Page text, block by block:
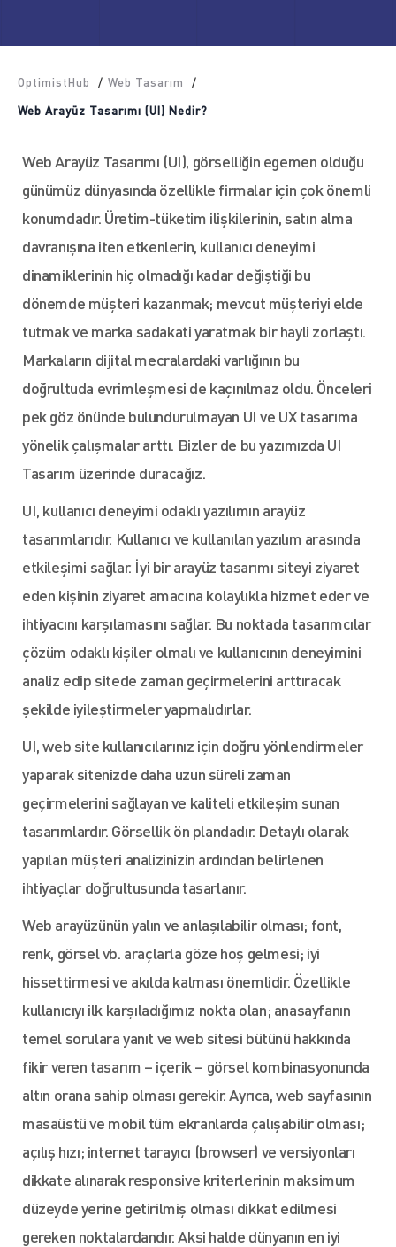
OptimistHub / Web Tasarım
/
Web Arayüz Tasarımı (UI) Nedir?
Web Arayüz Tasarımı (UI), görselliğin egemen olduğu
günümüz dünyasında özellikle firmalar için çok önemli
konumdadır. Üretim-tüketim ilişkilerinin, satın alma
davranışına iten etkenlerin, kullanıcı deneyimi
dinamiklerinin hiç olmadığı kadar değiştiği bu
dönemde müşteri kazanmak; mevcut müşteriyi elde
tutmak ve marka sadakati yaratmak bir hayli zorlaştı.
Markaların dijital mecralardaki varlığının bu
doğrultuda evrimleşmesi de kaçınılmaz oldu. Önceleri
pek göz önünde bulundurulmayan UI ve UX tasarıma
yönelik çalışmalar arttı. Bizler de bu yazımızda UI
Tasarım üzerinde duracağız.
UI, kullanıcı deneyimi odaklı yazılımın arayüz
tasarımlarıdır. Kullanıcı ve kullanılan yazılım arasında
etkileşimi sağlar. İyi bir arayüz tasarımı siteyi ziyaret
eden kişinin ziyaret amacına kolaylıkla hizmet eder ve
ihtiyacını karşılamasını sağlar. Bu noktada tasarımcılar
çözüm odaklı kişiler olmalı ve kullanıcının deneyimini
analiz edip sitede zaman geçirmelerini arttıracak
şekilde iyileştirmeler yapmalıdırlar.
UI, web site kullanıcılarınız için doğru yönlendirmeler
yaparak sitenizde daha uzun süreli zaman
geçirmelerini sağlayan ve kaliteli etkileşim sunan
tasarımlardır. Görsellik ön plandadır. Detaylı olarak
yapılan müşteri analizinizin ardından belirlenen
ihtiyaçlar doğrultusunda tasarlanır.
Web arayüzünün yalın ve anlaşılabilir olması; font,
renk, görsel vb. araçlarla göze hoş gelmesi; iyi
hissettirmesi ve akılda kalması önemlidir. Özellikle
kullanıcıyı ilk karşıladığımız nokta olan; anasayfanın
temel sorulara yanıt ve web sitesi bütünü hakkında
fikir veren tasarım – içerik – görsel kombinasyonunda
altın orana sahip olması gerekir. Ayrıca, web sayfasının
masaüstü ve mobil tüm ekranlarda çalışabilir olması;
açılış hızı; internet tarayıcı (browser) ve versiyonları
dikkate alınarak responsive kriterlerinin maksimum
düzeyde yerine getirilmiş olması dikkat edilmesi
gereken noktalardandır. Aksi halde dünyanın en iyi